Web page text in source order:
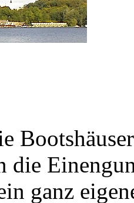
die
ganz